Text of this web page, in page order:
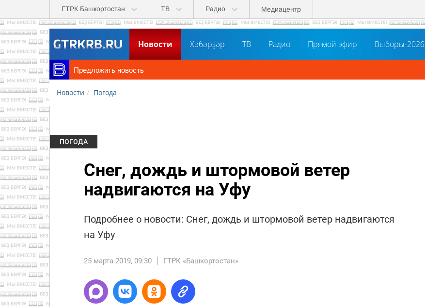
Перейти к основному содержанию
ГТРК Башкортостан ТВ Радио Медиацентр
Новости Хәбәрҙәр ТВ Радио Прямой эфир Выборы-2026
Предложить новость
Новости Погода
ПОГОДА
Снег, дождь и штормовой ветер
надвигаются на Уфу
Подробнее о новости: Снег, дождь и штормовой ветер надвигаются
на Уфу
25 марта 2019, 09:30 ГТРК «Башкортостан»